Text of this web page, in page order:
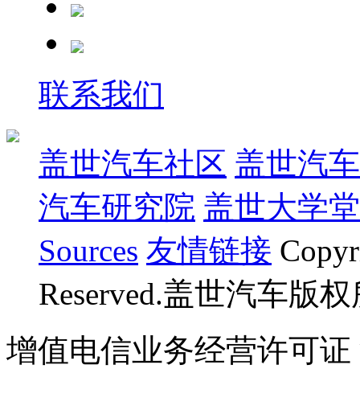
联系我们
盖世汽车社区 盖世汽
汽车研究院 盖世大学堂
Sources 友情链接
Reserved.盖世汽车版
增值电信业务经营许可证